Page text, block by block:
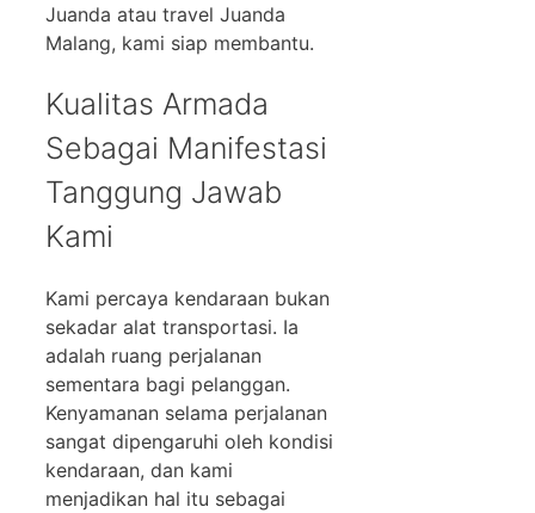
Juanda atau travel Juanda
Malang, kami siap membantu.
Kualitas Armada
Sebagai Manifestasi
Tanggung Jawab
Kami
Kami percaya kendaraan bukan
sekadar alat transportasi. Ia
adalah ruang perjalanan
sementara bagi pelanggan.
Kenyamanan selama perjalanan
sangat dipengaruhi oleh kondisi
kendaraan, dan kami
menjadikan hal itu sebagai